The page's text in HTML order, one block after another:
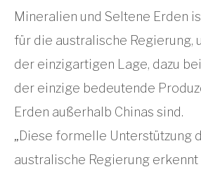
Mineralien und Seltene Erden
für die australische Regierung,
der einzigartigen Lage, dazu
der einzige bedeutende
Erden außerhalb Chinas sind.
„Diese formelle Unterstützung
australische Regierung